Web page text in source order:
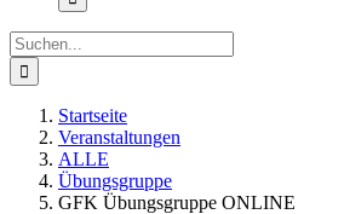
Suche
nach:
Startseite
Veranstaltungen
ALLE
Übungsgruppe
GFK Übungsgruppe ONLINE